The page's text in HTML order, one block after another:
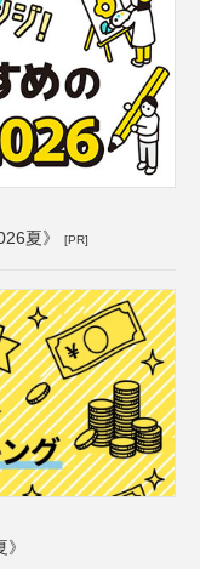
夏》 [PR]